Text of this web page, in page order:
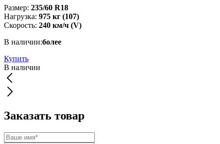
Размер: 235/60 R18
Нагрузка: 975 кг (107)
Скорость: 240 км/ч (V)
В наличии:более
Купить
В наличии
Заказать товар